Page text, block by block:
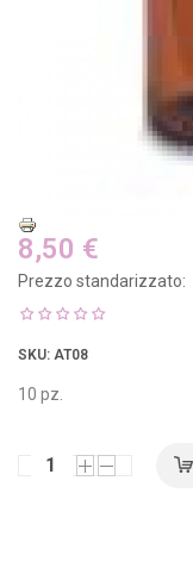
8,50 €
Prezzo standarizzato:
SKU: AT08
10 pz.